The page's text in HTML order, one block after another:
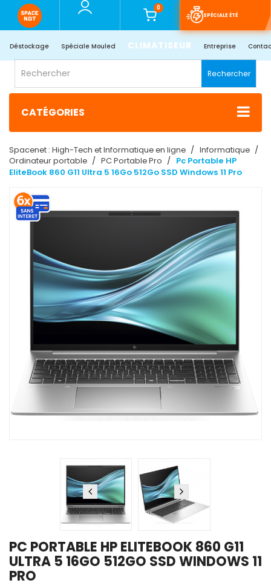
0
SPÉCIALE ÉTÉ
Déstockage Spéciale Mouled CLIMATISEUR Entreprise
Rechercher
CATÉGORIES
Spacenet : High-Tech et Informatique en ligne
Informatique
Ordinateur portable
PC Portable Pro
Pc Portable HP
EliteBook 860 G11 Ultra 5 16Go 512Go SSD Windows 11 Pro
PC PORTABLE HP ELITEBOOK 860 G11
ULTRA 5 16GO 512GO SSD WINDOWS 11
PRO